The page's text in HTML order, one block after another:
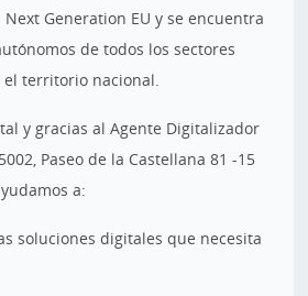
Generation EU y se encuentra
de todos los sectores
territorio nacional.
y gracias al Agente Digitalizador
Paseo de la Castellana 81 -15
a:
soluciones digitales que necesita